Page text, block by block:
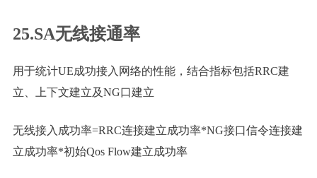
25.SA无线接通率
用于统计UE成功接入网络的性能，结合指标包括RRC建
立、上下文建立及NG口建立
无线接入成功率=RRC连接建立成功率*NG接口信令连接建
立成功率*初始Qos Flow建立成功率